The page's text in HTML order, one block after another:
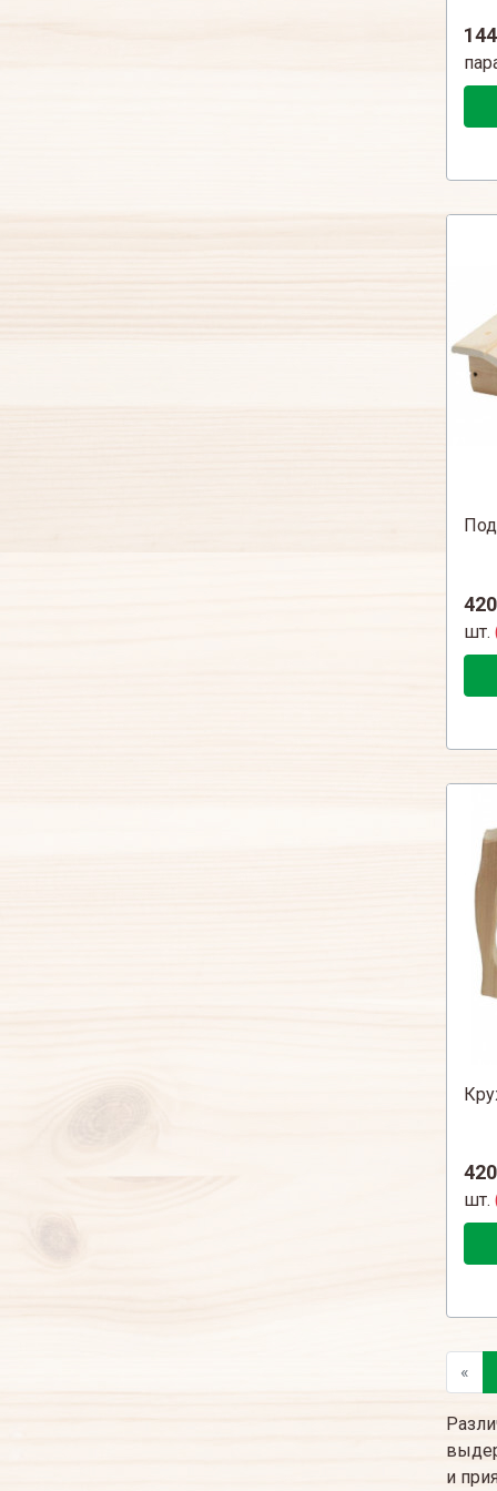
144
420
шт.
420
шт.
«
и